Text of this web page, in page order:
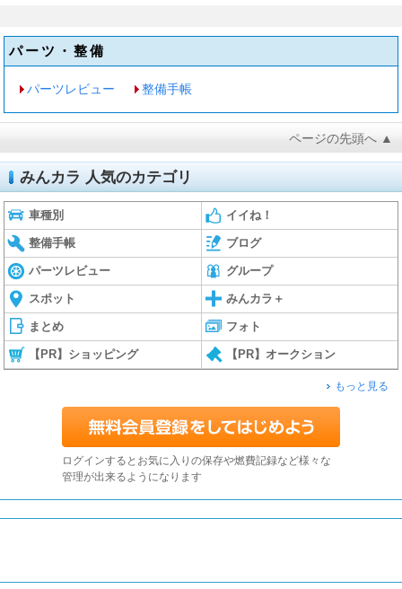
パーツ・整備
パーツレビュー 整備手帳
ページの先頭へ ▲
みんカラ 人気のカテゴリ
車種別 イイね！
整備手帳 ブログ
パーツレビュー グループ
スポット みんカラ＋
まとめ フォト
【PR】ショッピング 【PR】オークション
もっと見る
ログインするとお気に入りの保存や燃費記録など様々な
管理が出来るようになります